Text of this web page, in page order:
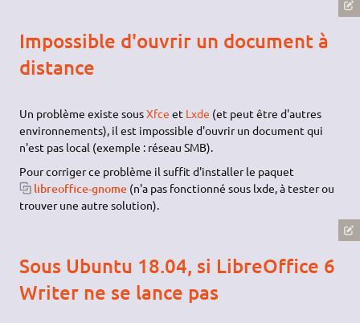
Impossible d'ouvrir un document à
distance
Un problème existe sousXfce et Lxde (et peut être d'autres
environnements), il est impossible d'ouvrir un document qui
n'est pas local (exemple : réseau SMB).
Pour corriger ce problème il suffit d'installer le paquet
libreoffice-gnome (n'a pas fonctionné sous lxde, à tester ou
trouver une autre solution).
Sous Ubuntu 18.04, si LibreOffice 6
Writer ne se lance pas